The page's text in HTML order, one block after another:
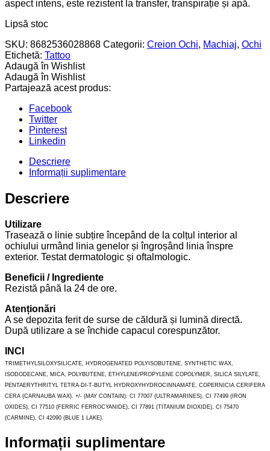
aspect intens, este rezistent la transfer, transpirație și apă.
Lipsă stoc
SKU: 8682536028868 Categorii: Creion Ochi, Machiaj, Ochi
Etichetă: Tattoo
Adaugă în Wishlist
Adaugă în Wishlist
Partajează acest produs:
Facebook
Twitter
Pinterest
Linkedin
Descriere
Informații suplimentare
Descriere
Utilizare
Trasează o linie subțire începând de la colțul interior al
ochiului urmând linia genelor și îngroșând linia înspre
exterior. Testat dermatologic și oftalmologic.
Beneficii / Ingrediente
Rezistă până la 24 de ore.
Atenționări
A se depozita ferit de surse de căldură și lumină directă.
După utilizare a se închide capacul corespunzător.
INCI
TRIMETHYLSILOXYSILICATE, HYDROGENATED POLYISOBUTENE, SYNTHETIC WAX,
ISODODECANE, MICA, POLYBUTENE, ETHYLENE/PROPYLENE COPOLYMER, SILICA SILYLATE,
PENTAERYTHRITYL TETRA-DI-T-BUTYL HYDROXYHYDROCINNAMATE, COPERNICIA CERIFERA
CERA (CARNAUBA WAX). +/- (MAY CONTAIN): CI 77007 (ULTRAMARINES), CI 77499 (IRON
OXIDES), CI 77510 (FERRIC FERROCYANIDE), CI 77891 (TITANIUM DIOXIDE), CI 75470
(CARMINE), CI 42090 (BLUE 1 LAKE).
Informații suplimentare